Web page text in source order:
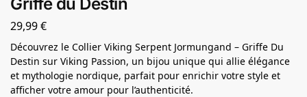
29,99€
Découvrez le Collier Viking Serpent Jormungand – Griffe Du
Destin sur Viking Passion, un bijou unique qui allie élégance
et mythologie nordique, parfait pour enrichir votre style et
afficher votre amour pour l’authenticité.